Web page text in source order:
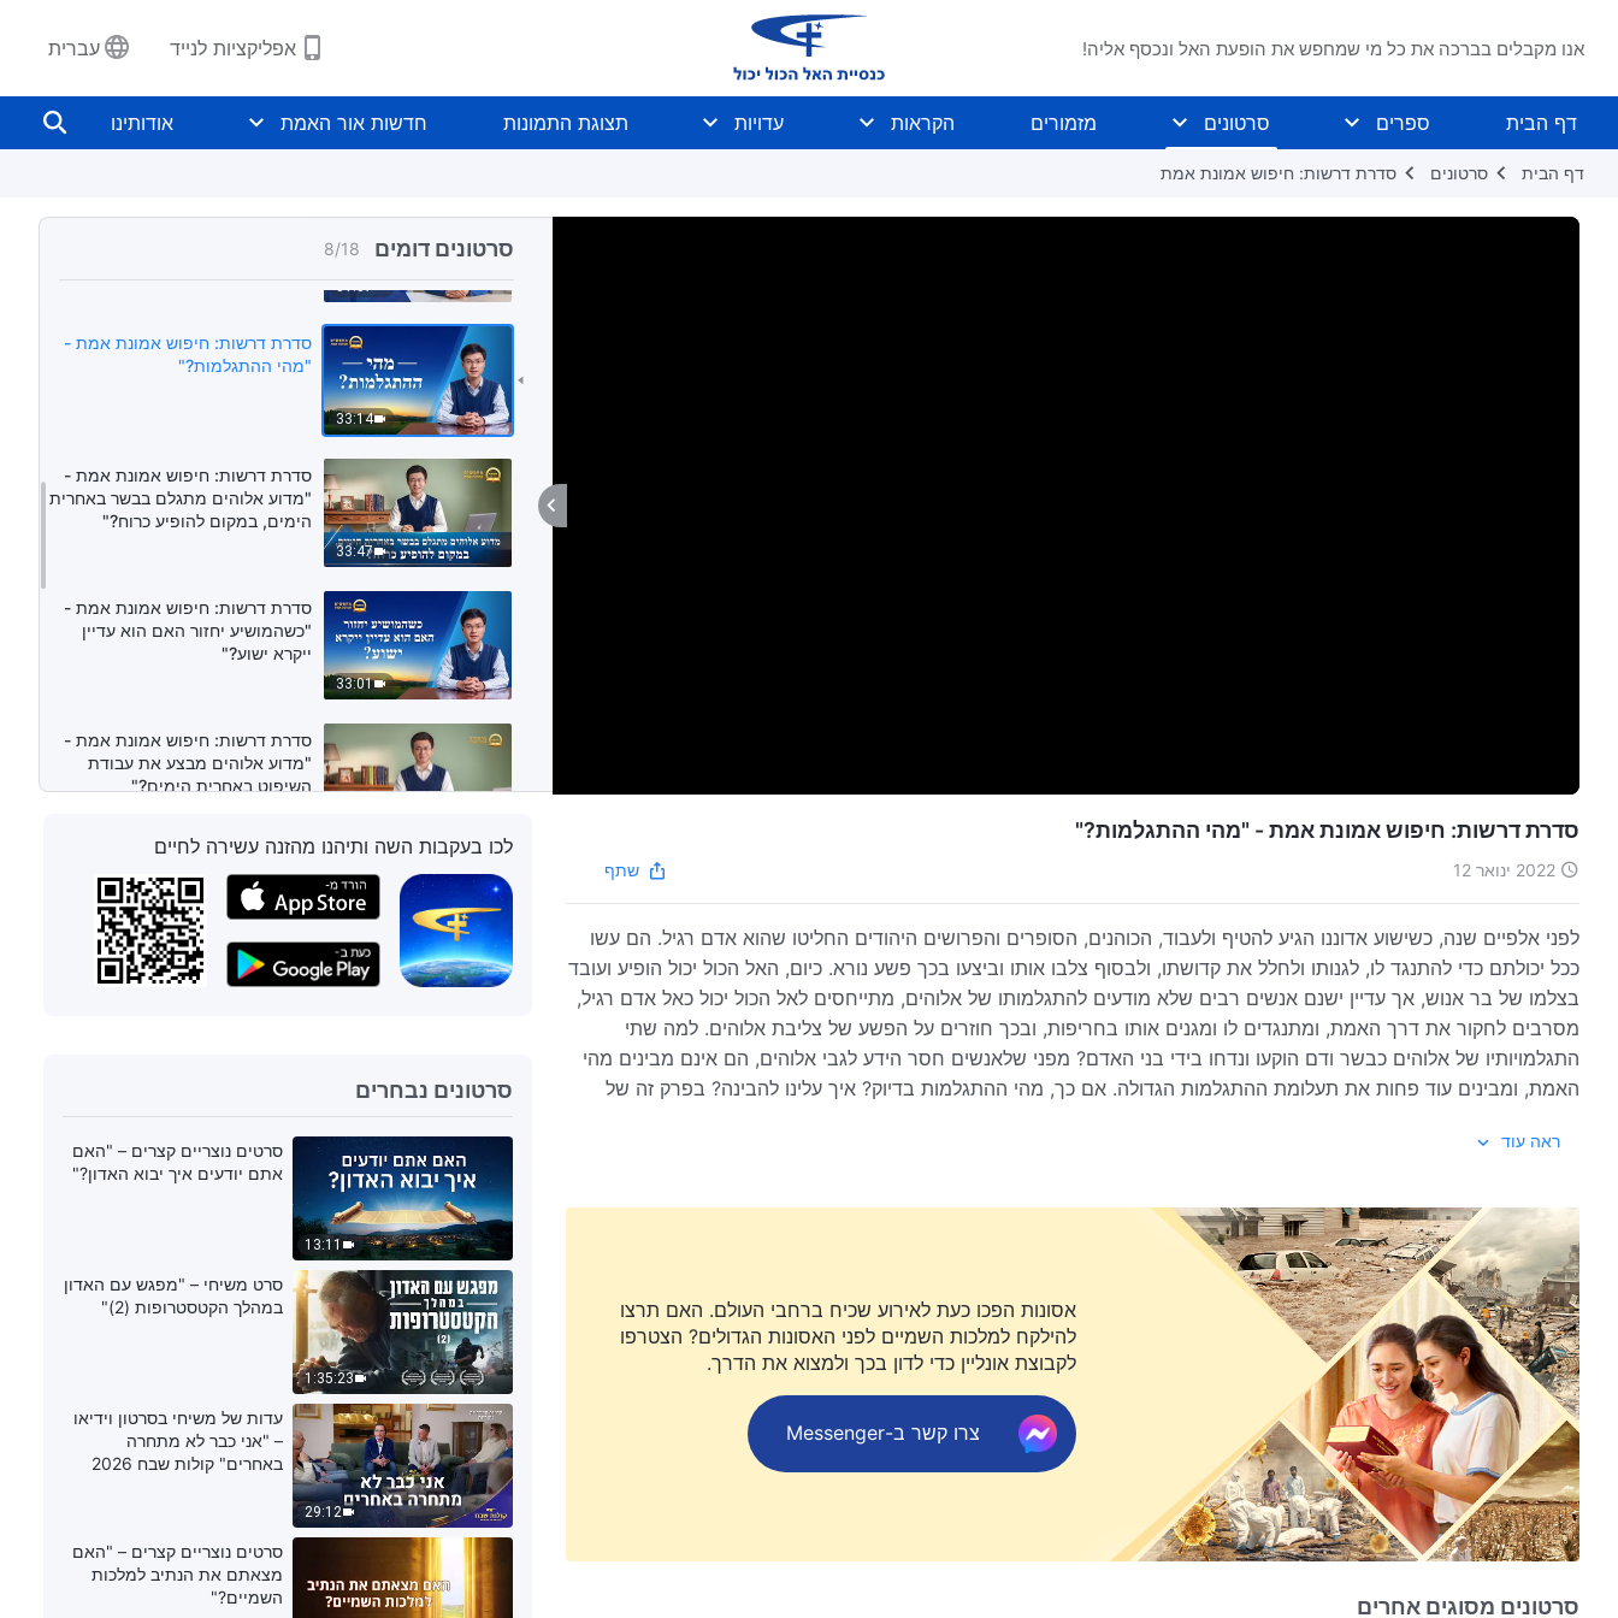
אנו מקבלים בברכה את כל מי שמחפש את הופעת האל ונכסף אליה! אפליקציות לנייד עברית
דף הבית ספרים סרטונים מזמורים הקראות עדויות תצוגת התמונות חדשות אור האמת אודותינו
דף הבית סרטונים סדרת דרשות: חיפוש אמונת אמת
סרטונים דומים 8/18
36:37
"מי יכול להושיע את האנושות ולחולל
מהפכה בגורלנו?"
31:07
33:14
סדרת דרשות: חיפוש אמונת אמת -
"מהי ההתגלמות?"
33:47
סדרת דרשות: חיפוש אמונת אמת -
"מדוע אלוהים מתגלם בבשר באחרית
הימים, במקום להופיע כרוח?"
33:01
סדרת דרשות: חיפוש אמונת אמת -
"כשהמושיע יחזור האם הוא עדיין
ייקרא ישוע?"
סדרת דרשות: חיפוש אמונת אמת -
"מדוע אלוהים מבצע את עבודת
השיפוט באחרית הימים?"
26:28
סדרת דרשות: חיפוש אמונת אמת -
"ישוע אדוננו גאל את האנושות, מדוע
אם כן הוא עושה עבודת שיפוט בשובו
באחרית הימים?"
21:31
סדרת דרשות: חיפוש אמונת אמת -
"חטאינו נסלחו – האם אדוננו ייקח
אותנו היישר למלכותו כשיחזור?"
20:26
סדרת דרשות: חיפוש אמונת אמת -
"מי הוא האל האמיתי האחד?"
26:07
סדרת דרשות: חיפוש אמונת אמת -
"למה באמת התכוון ישוע אדוננו
כשאמר 'נִשְׁלַם' על הצלב?'"
25:48
סדרת דרשות: חיפוש אמונת אמת -
"האם רעיון השילוש הוא מוצדק?"
סדרת דרשות: חיפוש אמונת אמת - "מהי ההתגלמות?"
2022 ינואר 12 שתף
לפני אלפיים שנה, כשישוע אדוננו הגיע להטיף ולעבוד, הכוהנים, הסופרים והפרושים היהודים החליטו שהוא אדם רגיל. הם עשו
ככל יכולתם כדי להתנגד לו, לגנותו ולחלל את קדושתו, ולבסוף צלבו אותו וביצעו בכך פשע נורא. כיום, האל הכול יכול הופיע ועובד
בצלמו של בר אנוש, אך עדיין ישנם אנשים רבים שלא מודעים להתגלמותו של אלוהים, מתייחסים לאל הכול יכול כאל אדם רגיל,
מסרבים לחקור את דרך האמת, ומתנגדים לו ומגנים אותו בחריפות, ובכך חוזרים על הפשע של צליבת אלוהים. למה שתי
התגלמויותיו של אלוהים כבשר ודם הוקעו ונדחו בידי בני האדם? מפני שלאנשים חסר הידע לגבי אלוהים, הם אינם מבינים מהי
האמת, ומבינים עוד פחות את תעלומת ההתגלמות הגדולה. אם כך, מהי ההתגלמות בדיוק? איך עלינו להבינה? בפרק זה של
ראה עוד
אסונות הפכו כעת לאירוע שכיח ברחבי העולם. האם תרצו
להילקח למלכות השמיים לפני האסונות הגדולים? הצטרפו
לקבוצת אונליין כדי לדון בכך ולמצוא את הדרך.
צרו קשר ב-Messenger
סרטונים מסוגים אחרים
לכו בעקבות השה ותיהנו מהזנה עשירה לחיים
סרטונים נבחרים
13:11
סרטים נוצריים קצרים – "האם
אתם יודעים איך יבוא האדון?"
1:35:23
סרט משיחי – "מפגש עם האדון
במהלך הקטסטרופות (2)"
29:12
עדות של משיחי בסרטון וידיאו
– "אני כבר לא מתחרה
באחרים" קולות שבח 2026
סרטים נוצריים קצרים – "האם
מצאתם את הנתיב למלכות
השמיים?"